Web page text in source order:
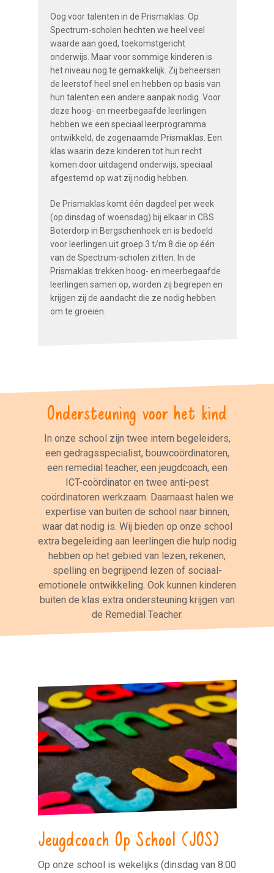
Oog voor talenten in de Prismaklas. Op
Spectrum-scholen hechten we heel veel
waarde aan goed, toekomstgericht
onderwijs. Maar voor sommige kinderen is
het niveau nog te gemakkelijk. Zij beheersen
de leerstof heel snel en hebben op basis van
hun talenten een andere aanpak nodig. Voor
deze hoog- en meerbegaafde leerlingen
hebben we een speciaal leerprogramma
ontwikkeld, de zogenaamde Prismaklas. Een
klas waarin deze kinderen tot hun recht
komen door uitdagend onderwijs, speciaal
afgestemd op wat zij nodig hebben.
De Prismaklas komt één dagdeel per week
(op dinsdag of woensdag) bij elkaar in CBS
Boterdorp in Bergschenhoek en is bedoeld
voor leerlingen uit groep 3 t/m 8 die op één
van de Spectrum-scholen zitten. In de
Prismaklas trekken hoog- en meerbegaafde
leerlingen samen op, worden zij begrepen en
krijgen zij de aandacht die ze nodig hebben
om te groeien.
Ondersteuning voor het kind
In onze school zijn twee intern begeleiders,
een gedragsspecialist, bouwcoördinatoren,
een remedial teacher, een jeugdcoach, een
ICT-coördinator en twee anti-pest
coördinatoren werkzaam. Daarnaast halen we
expertise van buiten de school naar binnen,
waar dat nodig is. Wij bieden op onze school
extra begeleiding aan leerlingen die hulp nodig
hebben op het gebied van lezen, rekenen,
spelling en begrijpend lezen of sociaal-
emotionele ontwikkeling. Ook kunnen kinderen
buiten de klas extra ondersteuning krijgen van
de Remedial Teacher.
Jeugdcoach Op School (JOS)
Op onze school is wekelijks (dinsdag van 8:00